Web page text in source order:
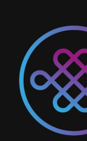
Menü aufklappen